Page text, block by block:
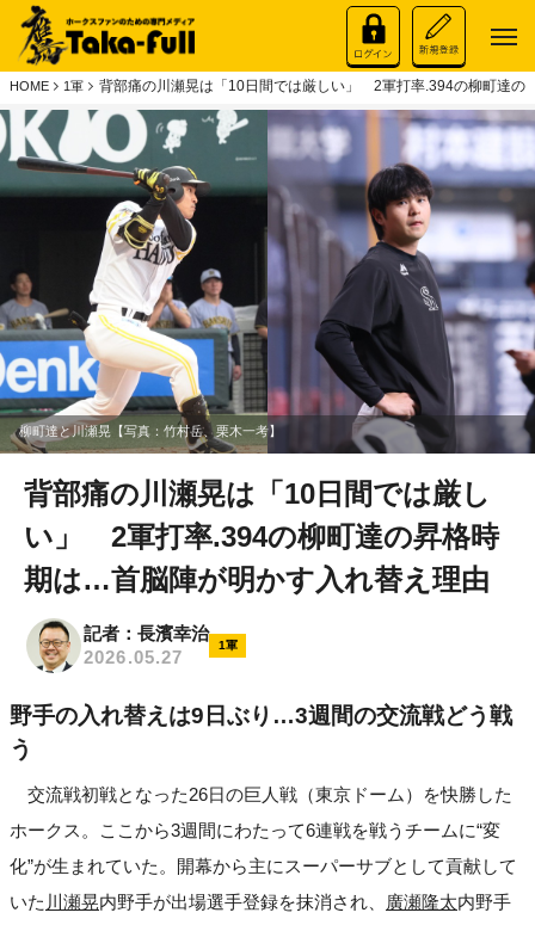
HOME 1軍 背部痛の川瀬晃は「10日間では厳しい」 2軍打率.394の柳町達の
柳町達と川瀬晃【写真：竹村岳、栗木一考】
背部痛の川瀬晃は「10日間では厳し
い」 2軍打率.394の柳町達の昇格時
期は…首脳陣が明かす入れ替え理由
記者：長濱幸治
2026.05.27
1軍
野手の入れ替えは9日ぶり…3週間の交流戦どう戦
う
交流戦初戦となった26日の巨人戦（東京ドーム）を快勝した
ホークス。ここから3週間にわたって6連戦を戦うチームに“変
化”が生まれていた。開幕から主にスーパーサブとして貢献して
いた 川瀬晃内野手が出場選手登録を抹消され、 廣瀬隆太内野手